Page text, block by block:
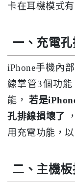
卡在耳機模式
一、充電
iPhone手機內
線掌管3個功
能， 若是
孔排線損壞了
用充電功能，
二、主機板